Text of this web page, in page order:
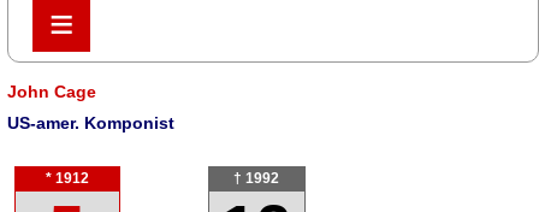
≡
≡
John Cage
US-amer. Komponist
* 1912 † 1992